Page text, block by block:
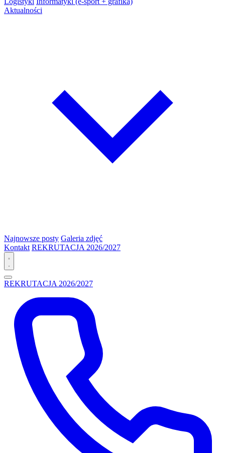
Aktualności
Najnowsze posty Galeria zdjęć
Kontakt REKRUTACJA 2026/2027
REKRUTACJA 2026/2027